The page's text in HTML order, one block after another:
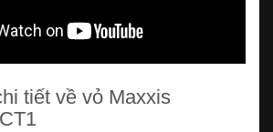
tiết về vỏ Maxxis